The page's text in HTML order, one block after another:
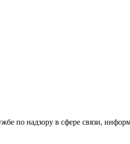
по надзору в сфере связи,